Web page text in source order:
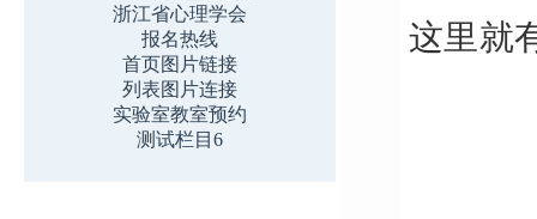
浙江省心理学会
报名热线
首页图片链接
列表图片连接
实验室教室预约
测试栏目6
这里就